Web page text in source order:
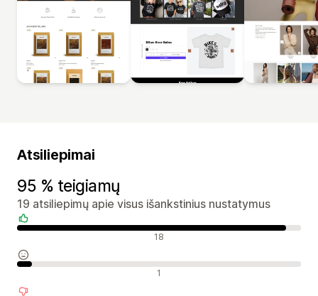
Atsiliepimai
95 % teigiamų
19 atsiliepimų apie visus išankstinius nustatymus
Teigiami atsiliepimai 18
Neutralūs atsiliepimai 1